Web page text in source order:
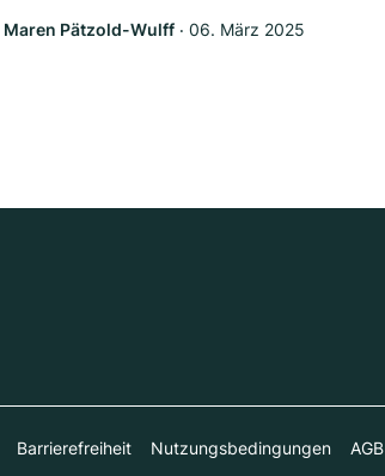
Maren Pätzold-Wulff ‧ 06. März 2025
Barrierefreiheit Nutzungsbedingungen AGB